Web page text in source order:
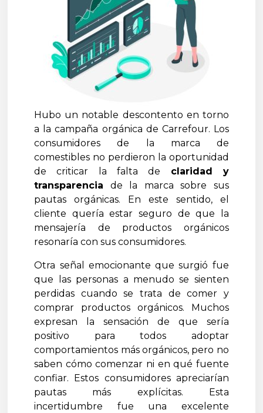
Hubo un notable descontento en torno
a la campaña orgánica de Carrefour. Los
consumidores de la marca de
comestibles no perdieron la oportunidad
de criticar la falta de claridad y
transparencia de la marca sobre sus
pautas orgánicas. En este sentido, el
cliente quería estar seguro de que la
mensajería de productos orgánicos
resonaría con sus consumidores.
Otra señal emocionante que surgió fue
que las personas a menudo se sienten
perdidas cuando se trata de comer y
comprar productos orgánicos. Muchos
expresan la sensación de que sería
positivo para todos adoptar
comportamientos más orgánicos, pero no
saben cómo comenzar ni en qué fuente
confiar. Estos consumidores apreciarían
pautas más explícitas. Esta
incertidumbre fue una excelente